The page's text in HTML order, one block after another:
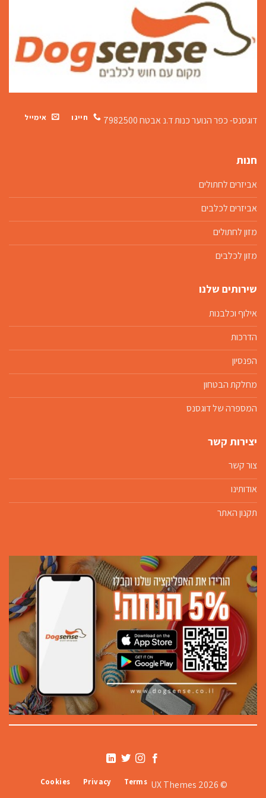
דוגסנס- כפר הנוער כנותד.נ אבטח 7982500 חייגו אימייל
חנות
אביזרים לחתולים
אביזרים לכלבים
מזון לחתולים
מזון לכלבים
שירותים שלנו
אילוף וכלבנות
הדרכות
הפנסיון
מחלקת הבטחון
המספרה של דוגסנס
יצירות קשר
צור קשר
אודותינו
תקנון האתר
© 2026 UX Themes
Terms
Privacy
Cookies